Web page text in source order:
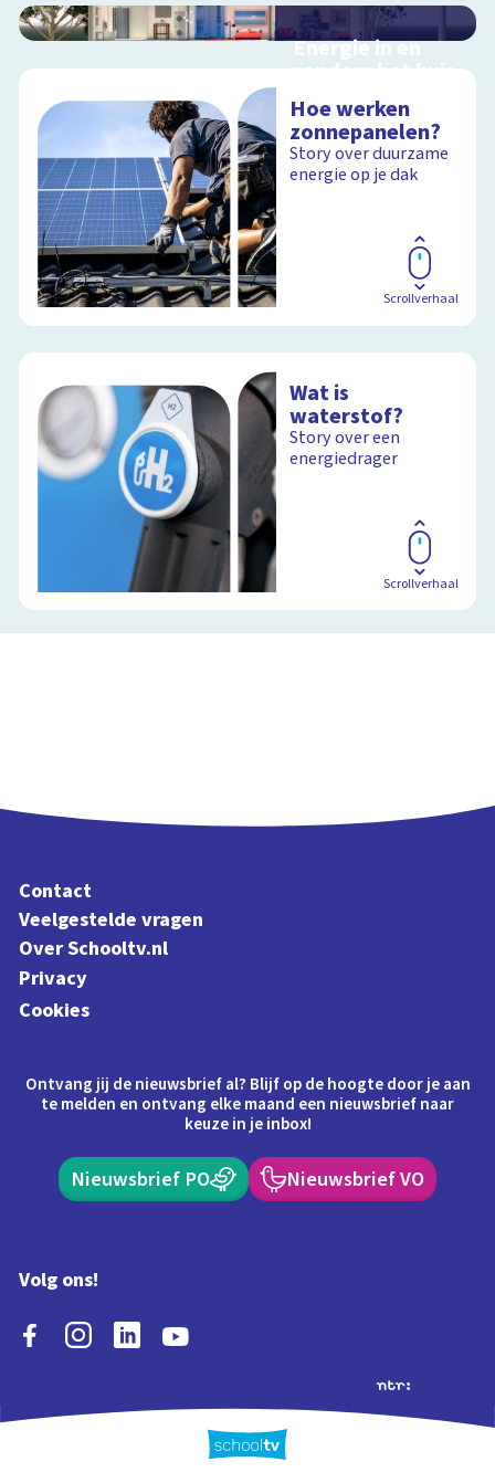
Energie in en
rondom het huis
schoolplaat in en
rondom het huis
Hoe werken
zonnepanelen?
Story over duurzame
energie op je dak
Scrollverhaal
Wat is
waterstof?
Story over een
energiedrager
Scrollverhaal
Contact
Veelgestelde vragen
Over Schooltv.nl
Privacy
Cookies
Ontvang jij de nieuwsbrief al? Blijf op de hoogte door je aan
te melden en ontvang elke maand een nieuwsbrief naar
keuze in je inbox!
Nieuwsbrief PO Nieuwsbrief VO
Volg ons!